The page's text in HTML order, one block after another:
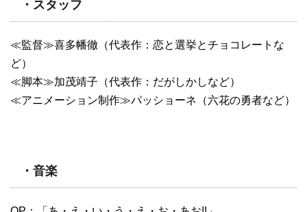
・スタッフ
≪監督≫喜多幡徹（代表作：恋と選挙とチョコレートな
ど）
≪脚本≫加茂靖子（代表作：だがしかしなど）
≪アニメーション制作≫パッショーネ（六花の勇者など）
・音楽